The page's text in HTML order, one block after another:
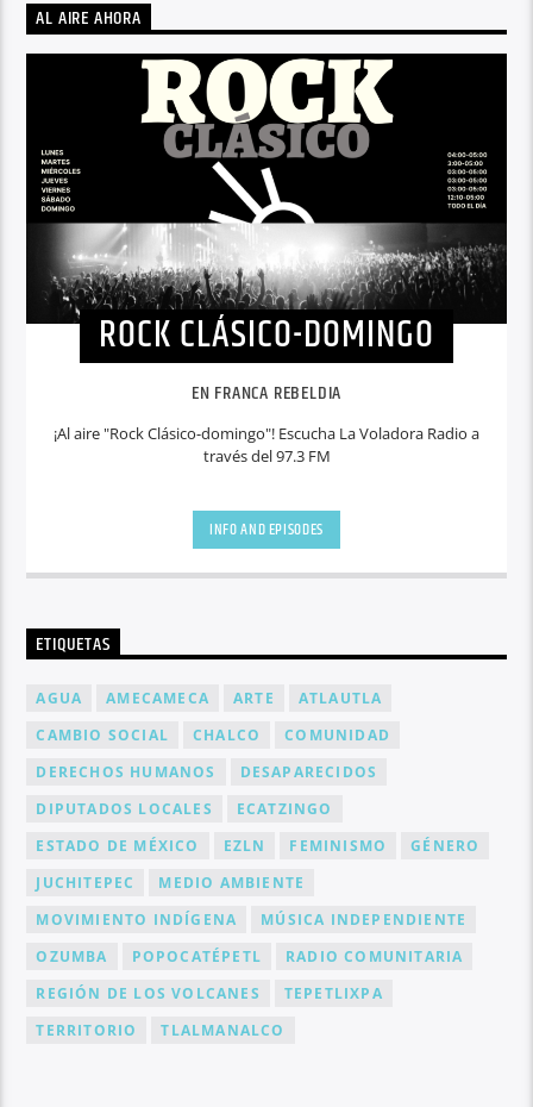
AL AIRE AHORA
ROCK CLÁSICO-DOMINGO
EN FRANCA REBELDIA
¡Al aire "Rock Clásico-domingo"! Escucha La Voladora Radio a
través del 97.3 FM
INFO AND EPISODES
ETIQUETAS
AGUA AMECAMECA ARTE
ATLAUTLA
CAMBIO SOCIAL
CHALCO
COMUNIDAD
DERECHOS HUMANOS
DESAPARECIDOS
DIPUTADOS LOCALES
ECATZINGO
ESTADO DE MÉXICO
EZLN FEMINISMO
GÉNERO
JUCHITEPEC
MEDIO AMBIENTE
MOVIMIENTO INDÍGENA
MÚSICA INDEPENDIENTE
OZUMBA
POPOCATÉPETL
RADIO COMUNITARIA
REGIÓN DE LOS VOLCANES
TEPETLIXPA
TERRITORIO
TLALMANALCO